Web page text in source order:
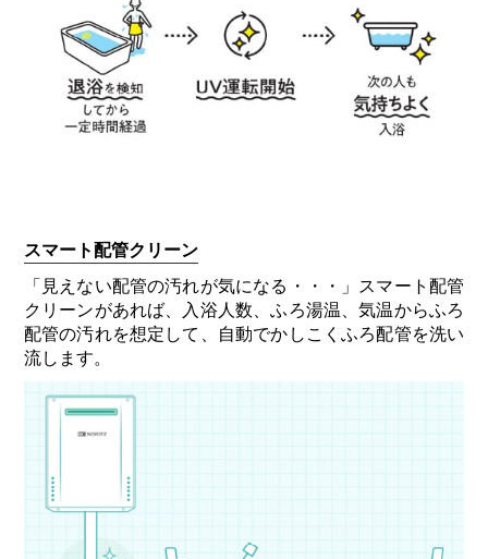
スマート配管クリーン
「見えない配管の汚れが気になる・・・」スマート配管
クリーンがあれば、入浴人数、ふろ湯温、気温からふろ
配管の汚れを想定して、自動でかしこくふろ配管を洗い
流します。